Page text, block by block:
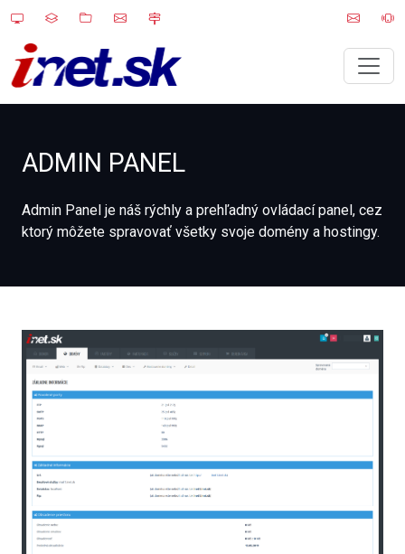
ADMIN PANEL
Admin Panel je náš rýchly a prehľadný ovládací panel, cez
ktorý môžete spravovať všetky svoje domény a hostingy.